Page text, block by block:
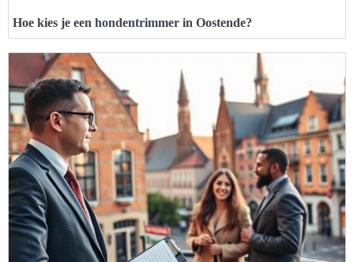
Hoe kies je een hondentrimmer in Oostende?